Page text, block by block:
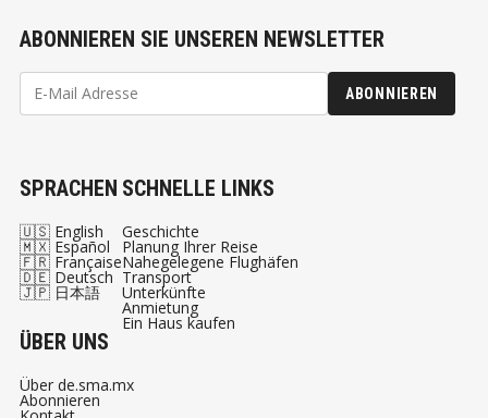
ABONNIEREN SIE UNSEREN NEWSLETTER
ABONNIEREN
SPRACHEN
🇺🇸 English
🇲🇽 Español
🇫🇷 Française
🇩🇪 Deutsch
🇯🇵 日本語
SCHNELLE LINKS
Geschichte
Planung Ihrer Reise
Nahegelegene Flughäfen
Transport
Unterkünfte
Anmietung
Ein Haus kaufen
ÜBER UNS
Über de.sma.mx
Abonnieren